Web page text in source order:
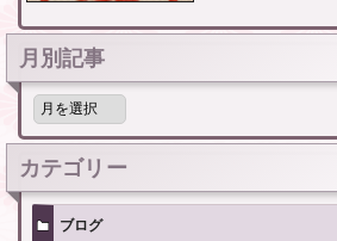
月別記事
月
記
事
カテゴリー
ブログ